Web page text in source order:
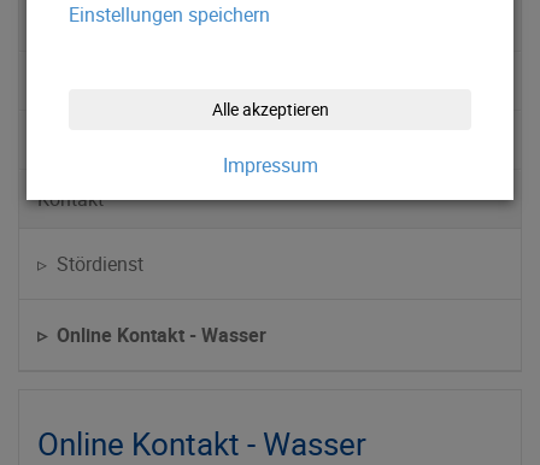
Online Kontakt - Wasser
Abwasserentsorgung
Kontakt
▹ Stördienst
▹ Online Kontakt - Wasser
Einstellungen speichern
Alle akzeptieren
Impressum